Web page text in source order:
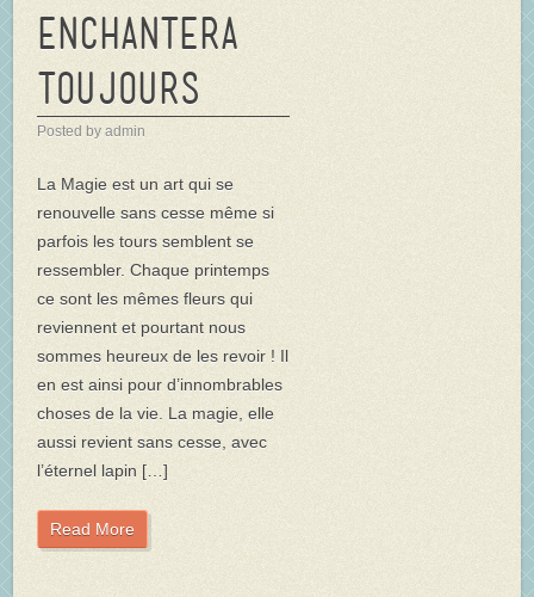
enchantera
toujours…
Posted by admin
La Magie est un art qui se
renouvelle sans cesse même si
parfois les tours semblent se
ressembler. Chaque printemps
ce sont les mêmes fleurs qui
reviennent et pourtant nous
sommes heureux de les revoir ! Il
en est ainsi pour d’innombrables
choses de la vie. La magie, elle
aussi revient sans cesse, avec
l’éternel lapin […]
Read More